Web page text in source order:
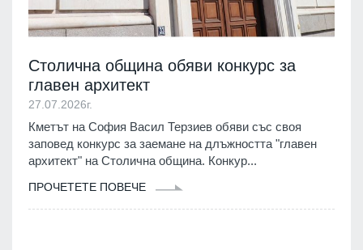
Столична община обяви конкурс за
главен архитект
27.07.2026г.
Кметът на София Васил Терзиев обяви със своя
заповед конкурс за заемане на длъжността "главен
архитект" на Столична община. Конкур...
ПРОЧЕТЕТЕ ПОВЕЧЕ